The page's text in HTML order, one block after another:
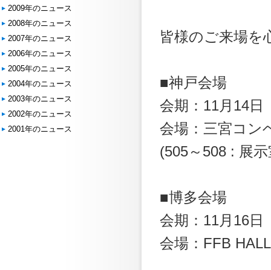
皆様のご来場を
■神戸会場
会期：11月14日
会場：三宮コン
(505～508 : 展
■博多会場
会期：11月16日
会場：FFB
2009年のニュース
2008年のニュース
2007年のニュース
2006年のニュース
2005年のニュース
2004年のニュース
2003年のニュース
2002年のニュース
2001年のニュース